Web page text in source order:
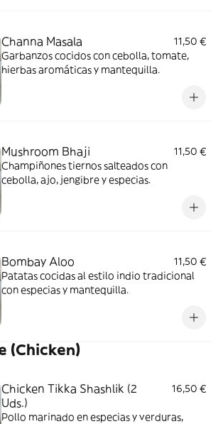
Channa Masala
11,50 €
Garbanzos cocidos con cebolla, tomate,
hierbas aromáticas y mantequilla.
Mushroom Bhaji
11,50 €
Champiñones tiernos salteados con
cebolla, ajo, jengibre y especias.
Bombay Aloo
11,50 €
Patatas cocidas al estilo indio tradicional
con especias y mantequilla.
(Chicken)
Chicken Tikka Shashlik (2
Uds.)
16,50 €
Pollo marinado en especias y verduras,